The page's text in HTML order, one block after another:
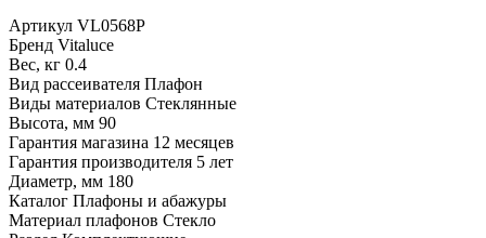
Артикул VL0568P
Бренд Vitaluce
Вес, кг 0.4
Вид рассеивателя Плафон
Виды материалов Стеклянные
Высота, мм 90
Гарантия магазина 12 месяцев
Гарантия производителя 5 лет
Диаметр, мм 180
Каталог Плафоны и абажуры
Материал плафонов Стекло